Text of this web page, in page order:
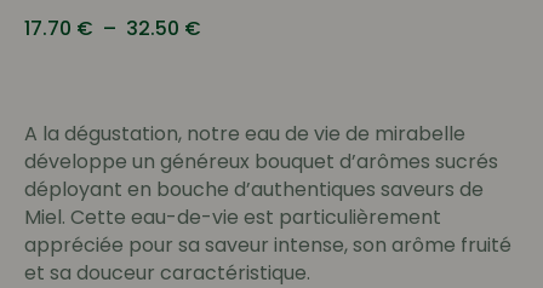
17.70 € – 32.50 €
17.70 €
à
32.50 €
A la dégustation, notre eau de vie de mirabelle
développe un généreux bouquet d’arômes sucrés
déployant en bouche d’authentiques saveurs de
Miel. Cette eau-de-vie est particulièrement
appréciée pour sa saveur intense, son arôme fruité
et sa douceur caractéristique.